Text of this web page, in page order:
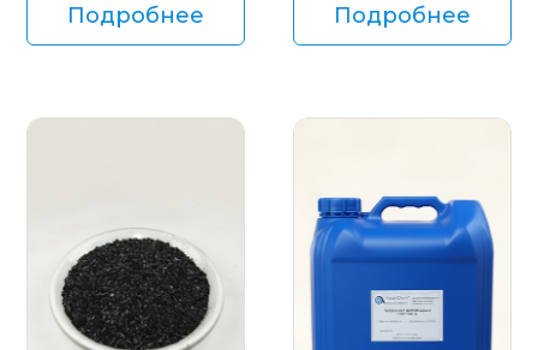
Подробнее Подробнее